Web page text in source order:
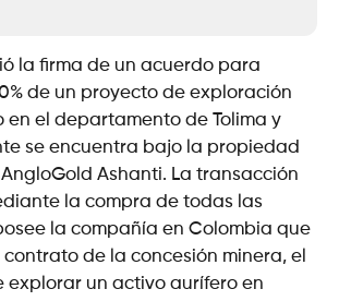
la firma de un acuerdo para
de un proyecto de exploración
en el departamento de Tolima y
se encuentra bajo la propiedad
Ashanti. La transacción
la compra de todas las
la compañía en Colombia que
de la concesión minera, el
explorar un activo aurífero en